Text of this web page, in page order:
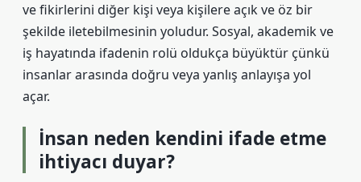
ve fikirlerini diğer kişi veya kişilere açık ve öz bir
şekilde iletebilmesinin yoludur. Sosyal, akademik ve
iş hayatında ifadenin rolü oldukça büyüktür çünkü
insanlar arasında doğru veya yanlış anlayışa yol
açar.
İnsan neden kendini ifade etme
ihtiyacı duyar?